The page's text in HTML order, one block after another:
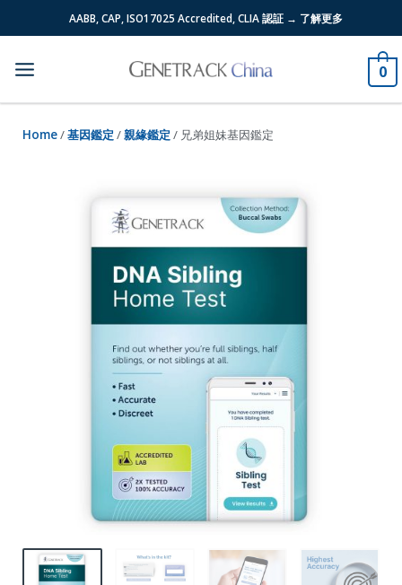
to
AABB, CAP, ISO17025 Accredited, CLIA 認証 → 了解更多
0
Home/基因鑑定 /親緣鑑定 / 兄弟姐妹基因鑑定